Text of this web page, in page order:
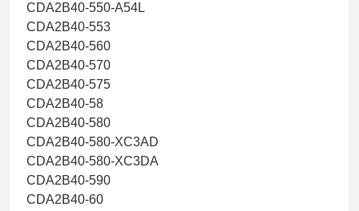
CDA2B40-550-A54L
CDA2B40-553
CDA2B40-560
CDA2B40-570
CDA2B40-575
CDA2B40-58
CDA2B40-580
CDA2B40-580-XC3AD
CDA2B40-580-XC3DA
CDA2B40-590
CDA2B40-60